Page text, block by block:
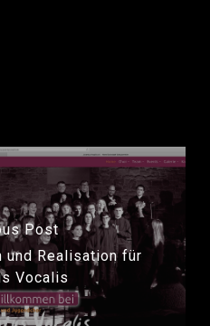
Post
und Realisation für
Vocalis